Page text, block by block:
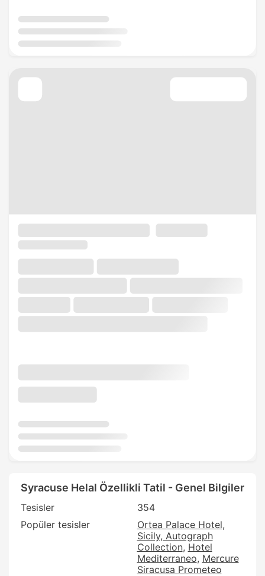
Syracuse Helal Özellikli Tatil - Genel Bilgiler
Tesisler
354
Popüler tesisler
Ortea Palace Hotel,
Sicily, Autograph
Collection Hotel
Mediterraneo Mercure
Siracusa Prometeo